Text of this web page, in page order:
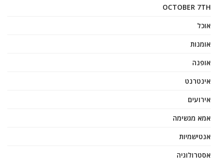
OCTOBER 7TH
אוכל
אומנות
אופנה
אינטרנט
אירועים
אמא מגשימה
אנטישמיות
אסטרולוגיה